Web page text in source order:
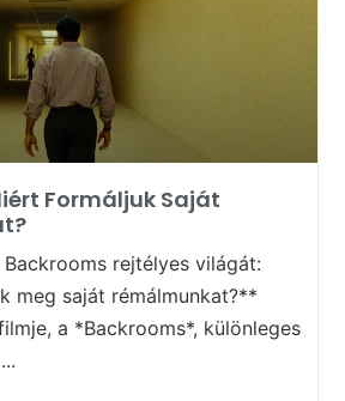
Formáljuk Saját
rejtélyes világát:
meg saját rémálmunkat?**
a *Backrooms*, különleges